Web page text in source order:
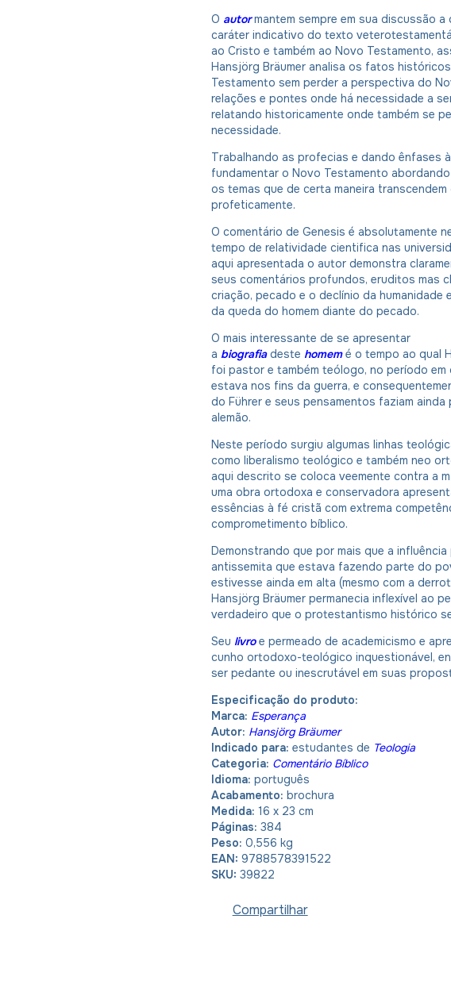
O autormantem sempre em sua discussão a
caráter indicativo do texto
ao Cristo e também ao Novo Testamento,
Hansjörg Bräumer analisa os fatos
Testamento sem perder a perspectiva do
relações e pontes onde há necessidade a
relatando historicamente onde também se
necessidade.
Trabalhando as profecias e dando ênfases
fundamentar o Novo Testamento
os temas que de certa maneira transcendem
profeticamente.
O comentário de Genesis é absolutamente
tempo de relatividade cientifica nas
aqui apresentada o autor demonstra
seus comentários profundos, eruditos mas
criação, pecado e o declínio da humanidade
da queda do homem diante do pecado.
O mais interessante de se apresentar
a biografiadeste homemé o tempo ao qual
foi pastor e também teólogo, no período em
estava nos fins da guerra, e
do Führer e seus pensamentos faziam
alemão.
Neste período surgiu algumas linhas
como liberalismo teológico e também neo
aqui descrito se coloca veemente contra a
uma obra ortodoxa e conservadora
essências à fé cristã com extrema
comprometimento bíblico.
Demonstrando que por mais que a
antissemita que estava fazendo parte do
estivesse ainda em alta (mesmo com a
Hansjörg Bräumer permanecia inflexível ao
verdadeiro que o protestantismo histórico
Seu livroe permeado de academicismo e
cunho ortodoxo-teológico inquestionável,
ser pedante ou inescrutável em suas
Especificação do produto:
Marca: Esperança
Autor: Hansjörg Bräumer
Indicado para: estudantes de Teologia
Categoria: Comentário Bíblico
Idioma: português
Acabamento: brochura
Medida: 16 x 23 cm
Páginas: 384
Peso: 0,556 kg
EAN: 9788578391522
SKU: 39822
Compartilhar